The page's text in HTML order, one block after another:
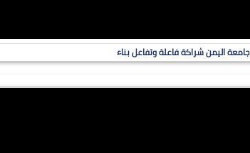
جامعة اليمن شراكة فاعلة وتفاعل بناء